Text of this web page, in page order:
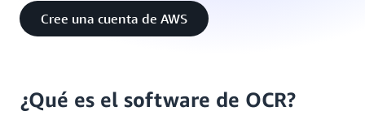
Cree una cuenta de AWS
¿Qué es el software de OCR?